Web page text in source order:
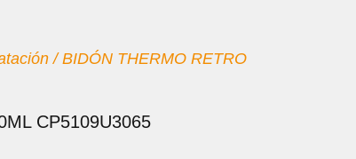
/ BIDÓN THERMO RETRO
CP5109U3065